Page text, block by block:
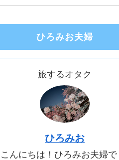
ひろみお夫婦
旅するオタク
ひろみお
こんにちは！ひろみお夫婦で